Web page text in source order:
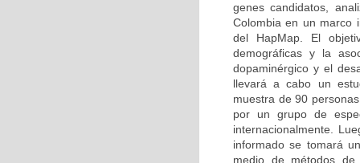
genes candidatos,
Colombia en un marco
del HapMap. El
demográficas y la
dopaminérgico y el
llevará a cabo un
muestra de 90
por un grupo de
internacionalmente.
informado se tomará
medio de métodos de